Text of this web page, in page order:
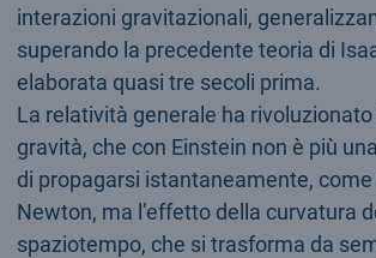
interazioni gravitazionali,
superando la precedente teoria di
elaborata quasi tre secoli prima.
La relatività generale ha
gravità, che con Einstein non è più
di propagarsi istantaneamente, come
Newton, ma l’effetto della curvatura
spaziotempo, che si trasforma da